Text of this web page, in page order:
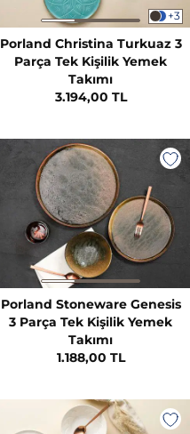
+3
Porland Christina Turkuaz 3
Parça Tek Kişilik Yemek
Takımı
3.194,00 TL
Porland Stoneware Genesis
3 Parça Tek Kişilik Yemek
Takımı
1.188,00 TL